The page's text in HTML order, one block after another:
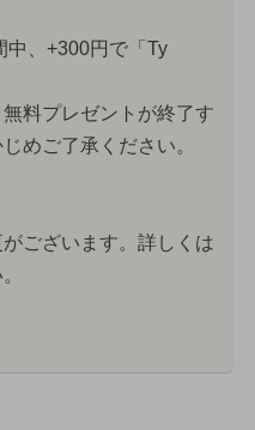
中、+300円で「Ty
料プレゼントが終了す
めご了承ください。
ございます。詳しくは